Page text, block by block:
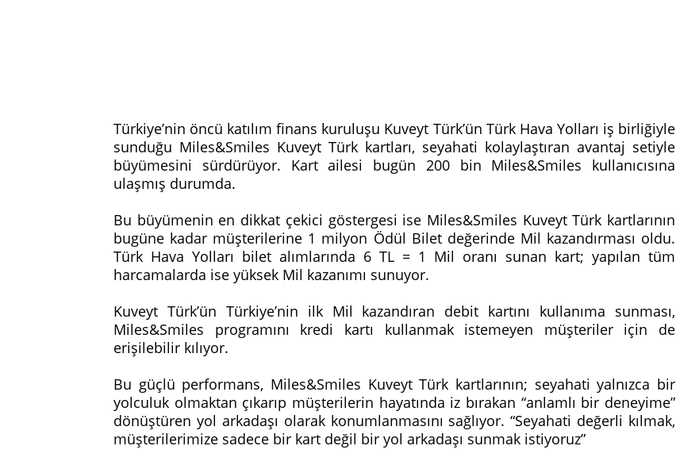
Türkiye’nin öncü katılım finans kuruluşu Kuveyt Türk’ün Türk Hava Yolları iş birliğiyle
sunduğu Miles&Smiles Kuveyt Türk kartları, seyahati kolaylaştıran avantaj setiyle
büyümesini sürdürüyor. Kart ailesi bugün 200 bin Miles&Smiles kullanıcısına
ulaşmış durumda.
Bu büyümenin en dikkat çekici göstergesi ise Miles&Smiles Kuveyt Türk kartlarının
bugüne kadar müşterilerine 1 milyon Ödül Bilet değerinde Mil kazandırması oldu.
Türk Hava Yolları bilet alımlarında 6 TL = 1 Mil oranı sunan kart; yapılan tüm
harcamalarda ise yüksek Mil kazanımı sunuyor.
Kuveyt Türk’ün Türkiye’nin ilk Mil kazandıran debit kartını kullanıma sunması,
Miles&Smiles programını kredi kartı kullanmak istemeyen müşteriler için de
erişilebilir kılıyor.
Bu güçlü performans, Miles&Smiles Kuveyt Türk kartlarının; seyahati yalnızca bir
yolculuk olmaktan çıkarıp müşterilerin hayatında iz bırakan “anlamlı bir deneyime”
dönüştüren yol arkadaşı olarak konumlanmasını sağlıyor. “Seyahati değerli kılmak,
müşterilerimize sadece bir kart değil bir yol arkadaşı sunmak istiyoruz”